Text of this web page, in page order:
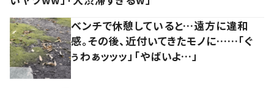
ベンチで休憩していると…遠方に違和
感。その後、近付いてきたモノに……「ぐ
ぅわぁッッッ」「やばいよ…」